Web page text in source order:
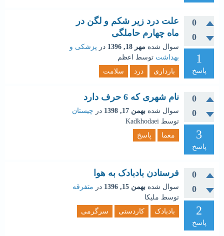
0
0
1
پاسخ
علت درد زیر شکم و لگن در
ماه چهارم حاملگی
سوال شده مهر 18, 1396 در پزشکی و
بهداشت توسط
اعظم
بارداری
درد سلامت
0
0
3
پاسخ
نام شهری که 6 حرف دارد
سوال شده بهمن 17, 1398 در چیستان
توسط Kadkhodaei
معما
پاسخ
0
0
2
پاسخ
فرستادن بادبادک به هوا
سوال شده بهمن 15, 1396 در متفرقه
توسط ملیکا
بادبادک
کاردستی سرگرمی